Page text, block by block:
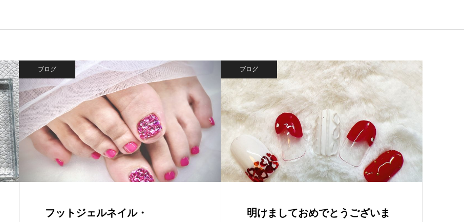
ブログ
フットジェルネイル・
ブログ
明けましておめでとうございま